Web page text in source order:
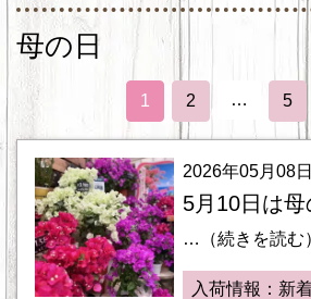
母の日
1 2 … 5
2026年05月08日
5月10日は
…（続きを読む
入荷情報：新